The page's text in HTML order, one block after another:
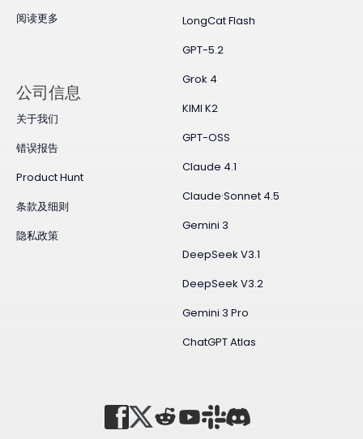
阅读更多
LongCat Flash
GPT-5.2
Grok 4
KIMI K2
GPT-OSS
Claude 4.1
Claude·Sonnet 4.5
Gemini 3
DeepSeek V3.1
DeepSeek V3.2
Gemini 3 Pro
ChatGPT Atlas
公司信息
关于我们
错误报告
Product Hunt
条款及细则
隐私政策